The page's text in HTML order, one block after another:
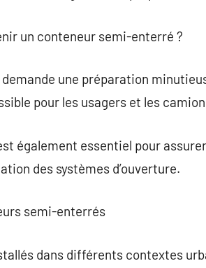
un conteneur semi-enterré ?
une préparation
pour les usagers et les
également essentiel pour
des systèmes d’ouverture.
semi-enterrés
dans différents contextes